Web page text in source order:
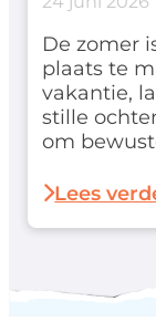
De zomer
plaats te
vakantie,
stille
om
speciale
Lees